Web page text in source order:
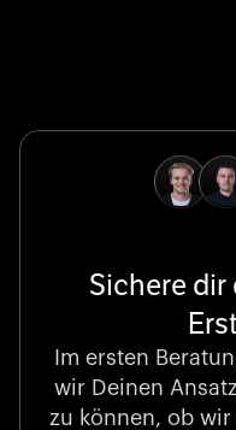
unermüdlichen
Börsennotierter
LexisNexis unterstützt
gestalten, mit
und datengestützten
Sichere
Im ersten
wir Deinen
zu können, ob